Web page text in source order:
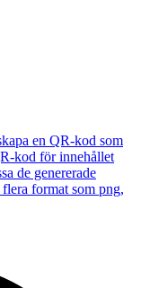
en QR-kod som
kod för innehållet
de genererade
format som png,